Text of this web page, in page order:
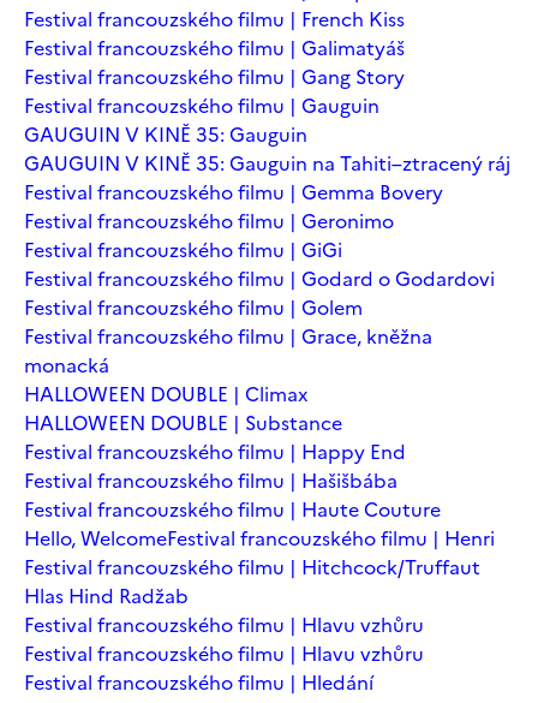
Festival francouzského filmu | French Kiss
Festival francouzského filmu | Galimatyáš
Festival francouzského filmu | Gang Story
Festival francouzského filmu | Gauguin
GAUGUIN V KINĚ 35: Gauguin
GAUGUIN V KINĚ 35: Gauguin na Tahiti–ztracený ráj
Festival francouzského filmu | Gemma Bovery
Festival francouzského filmu | Geronimo
Festival francouzského filmu | GiGi
Festival francouzského filmu | Godard o Godardovi
Festival francouzského filmu | Golem
Festival francouzského filmu | Grace, kněžna
monacká
HALLOWEEN DOUBLE | Climax
HALLOWEEN DOUBLE | Substance
Festival francouzského filmu | Happy End
Festival francouzského filmu | Hašišbába
Festival francouzského filmu | Haute Couture
Hello, WelcomeFestival francouzského filmu | Henri
Festival francouzského filmu | Hitchcock/Truffaut
Hlas Hind Radžab
Festival francouzského filmu | Hlavu vzhůru
Festival francouzského filmu | Hlavu vzhůru
Festival francouzského filmu | Hledání